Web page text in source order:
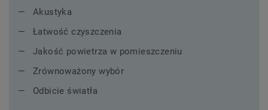
Akustyka
Łatwość czyszczenia
Jakość powietrza w pomieszczeniu
Zrównoważony wybór
Odbicie światła